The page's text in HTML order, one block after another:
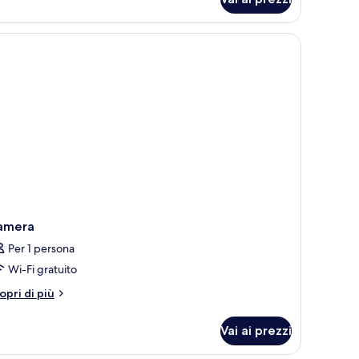
Per 1 persona
Wi-Fi gratuito
di più
Vai ai prezzi